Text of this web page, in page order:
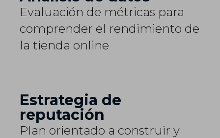
Evaluación de métricas para
comprender el rendimiento de
la tienda online
Estrategia de
reputación
Plan orientado a construir y